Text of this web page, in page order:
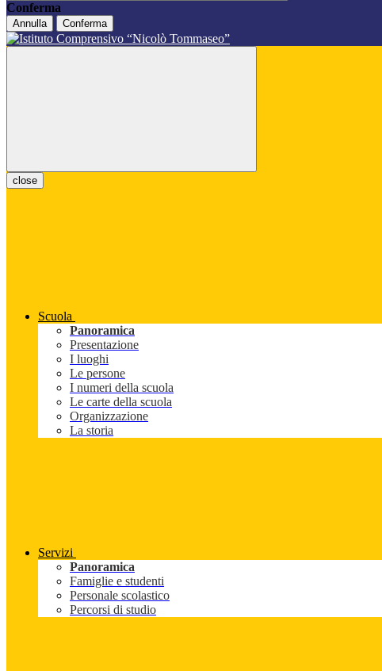
Conferma
Annulla Conferma
close
Scuola
Panoramica
Presentazione
I luoghi
Le persone
I numeri della scuola
Le carte della scuola
Organizzazione
La storia
Servizi
Panoramica
Famiglie e studenti
Personale scolastico
Percorsi di studio